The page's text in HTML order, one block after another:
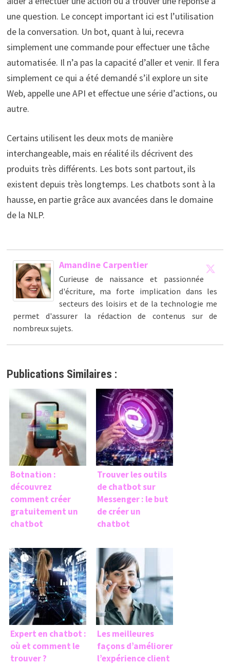
une question. Le concept important ici est l’utilisation
de la conversation. Un bot, quant à lui, recevra
simplement une commande pour effectuer une tâche
automatisée. Il n’a pas la capacité d’aller et venir. Il fera
simplement ce qui a été demandé s’il explore un site
Web, appelle une API et effectue une série d’actions, ou
autre.
Certains utilisent les deux mots de manière
interchangeable, mais en réalité ils décrivent des
produits très différents. Les bots sont partout, ils
existent depuis très longtemps. Les chatbots sont à la
hausse, en partie grâce aux avancées dans le domaine
de la NLP.
Amandine Carpentier
Curieuse de naissance et passionnée
d'écriture, ma forte implication dans les
secteurs des loisirs et de la technologie me
permet d'assurer la rédaction de contenus sur de
nombreux sujets.
Publications Similaires :
Botnation :
découvrez
comment créer
gratuitement un
chatbot
Trouver les outils
de chatbot sur
Messenger : le but
de créer un
chatbot
Expert en chatbot :
où et comment le
trouver ?
Les meilleures
façons d’améliorer
l’expérience client